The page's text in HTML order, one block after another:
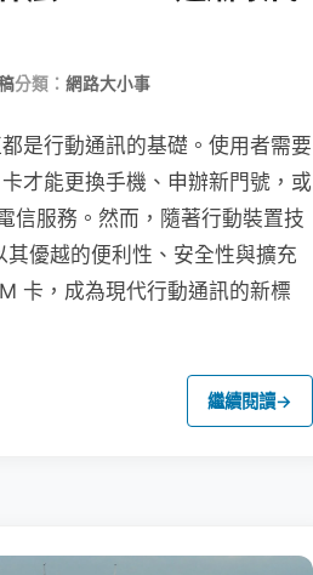
分類： 網路大小事
是行動通訊的基礎。使用者需要
才能更換手機、申辦新門號，或
信服務。然而，隨著行動裝置技
優越的便利性、安全性與擴充
卡，成為現代行動通訊的新標
繼續閱讀→